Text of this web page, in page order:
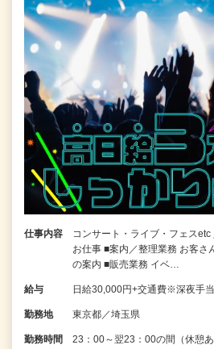
仕事内容
コンサート・ライブ・フェス
お仕事 ■案内／整理業務 お客さ
の案内 ■販売業務 イベ…
給与 日給30,000円+交通費※深夜手
勤務地 東京都／埼玉県
勤務時間 23：00～翌23：00の間（休憩